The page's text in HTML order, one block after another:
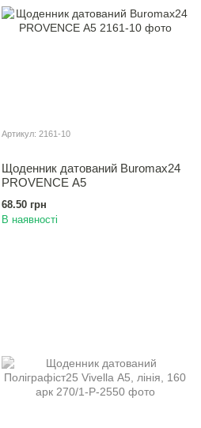
Артикул: 2161-10
Щоденник датований Buromax24
PROVENCE А5
68.50 грн
В наявності